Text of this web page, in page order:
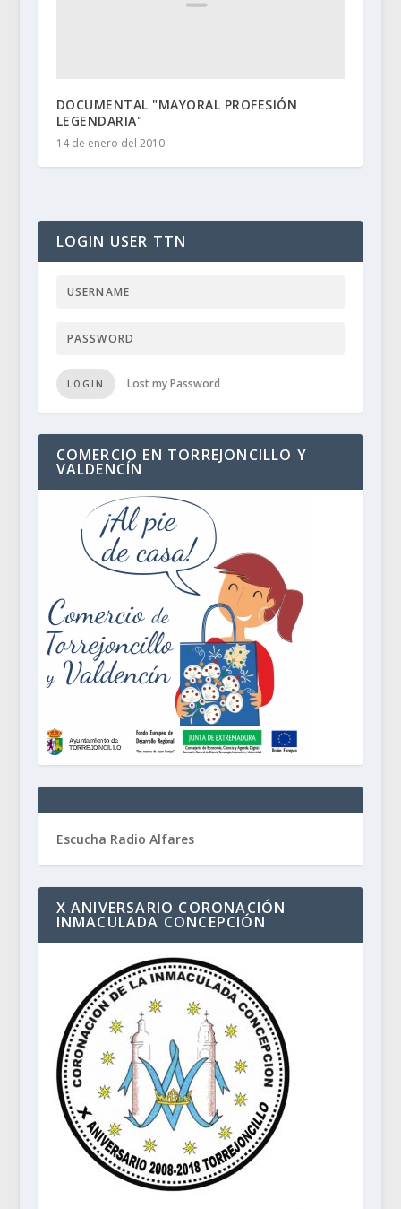
DOCUMENTAL "MAYORAL PROFESIÓN
LEGENDARIA"
14 de enero del 2010
LOGIN USER TTN
LOGIN Lost my Password
COMERCIO EN TORREJONCILLO Y
VALDENCÍN
Escucha Radio Alfares
X ANIVERSARIO CORONACIÓN
INMACULADA CONCEPCIÓN